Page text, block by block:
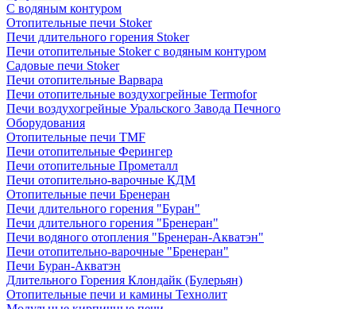
C водяным контуром
Отопительные печи Stoker
Печи длительного горения Stoker
Печи отопительные Stoker с водяным контуром
Садовые печи Stoker
Печи отопительные Варвара
Печи отопительные воздухогрейные Termofor
Печи воздухогрейные Уральского Завода Печного
Оборудования
Отопительные печи TMF
Печи отопительные Ферингер
Печи отопительные Прометалл
Печи отопительно-варочные КДМ
Отопительные печи Бренеран
Печи длительного горения "Буран"
Печи длительного горения "Бренеран"
Печи водяного отопления "Бренеран-Акватэн"
Печи отопительно-варочные "Бренеран"
Печи Буран-Акватэн
Длительного Горения Клондайк (Булерьян)
Отопительные печи и камины Технолит